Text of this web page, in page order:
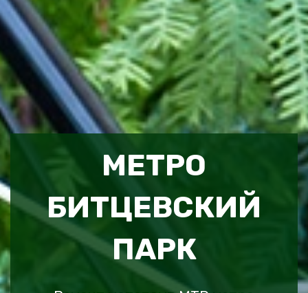
МЕТРО
БИТЦЕВСКИЙ
ПАРК